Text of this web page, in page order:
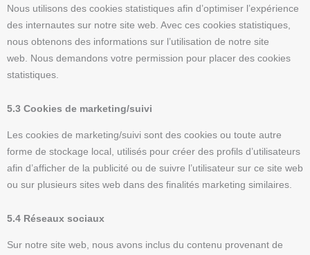
Nous utilisons des cookies statistiques afin d’optimiser l’expérience
des internautes sur notre site web. Avec ces cookies statistiques,
nous obtenons des informations sur l’utilisation de notre site
web. Nous demandons votre permission pour placer des cookies
statistiques.
5.3 Cookies de marketing/suivi
Les cookies de marketing/suivi sont des cookies ou toute autre
forme de stockage local, utilisés pour créer des profils d’utilisateurs
afin d’afficher de la publicité ou de suivre l’utilisateur sur ce site web
ou sur plusieurs sites web dans des finalités marketing similaires.
5.4 Réseaux sociaux
Sur notre site web, nous avons inclus du contenu provenant de